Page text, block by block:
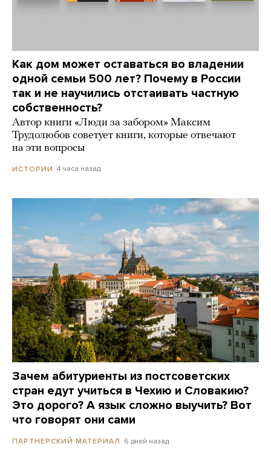
Как дом может оставаться во владении
одной семьи 500 лет? Почему в России
так и не научились отстаивать частную
собственность?
Автор книги «Люди за забором» Максим
Трудолюбов советует книги, которые отвечают
на эти вопросы
ИСТОРИИ 4 часа назад
Зачем абитуриенты из постсоветских
стран едут учиться в Чехию и Словакию?
Это дорого? А язык сложно выучить? Вот
что говорят они сами
ПАРТНЕРСКИЙ МАТЕРИАЛ 6 дней назад